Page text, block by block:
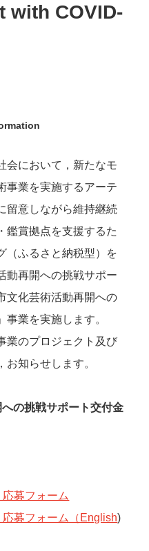
Center?
with COVID-
会において，新たなモ
事業を実施するアーテ
留意しながら維持継続
鑑賞拠点を支援するた
（ふるさと納税型）を
動再開への挑戦サポー
文化芸術活動再開への
業を実施します。
業のプロジェクト及び
知らせします。
の挑戦サポート交付金
募フォーム
募フォーム（English)